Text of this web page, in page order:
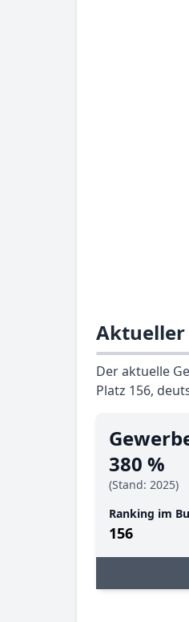
Aktueller
Der aktuelle
Platz 156,
380 %
(Stand: 2025)
Ranking im
156